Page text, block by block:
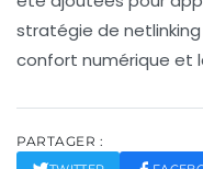
stratégie de
confort numérique et
PARTAGER :